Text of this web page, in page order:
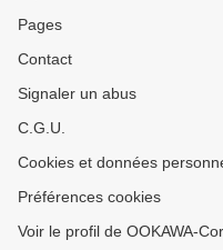
Pages
Contact
Signaler un abus
C.G.U.
Cookies et données
Préférences cookies
Voir le profil de OOKAWA-